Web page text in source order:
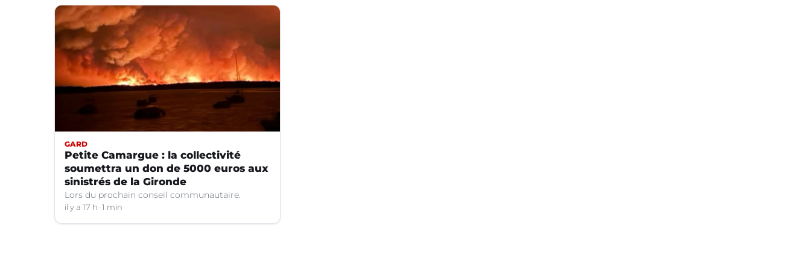
GARD
Petite Camargue : la collectivité
soumettra un don de 5000 euros aux
sinistrés de la Gironde
Lors du prochain conseil communautaire.
il y a 17 h 1 min